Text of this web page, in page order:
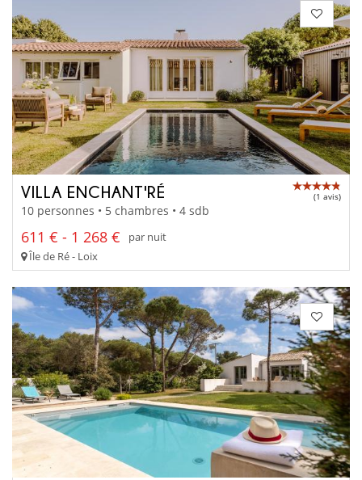
VILLA ENCHANT'RÉ (1 avis)
10 personnes • 5 chambres • 4 sdb
611 € - 1 268 €
par nuit
Île de Ré - Loix